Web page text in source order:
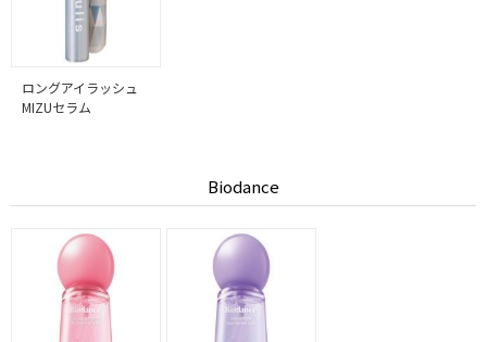
ロングアイラッシュ
MIZUセラム
Biodance